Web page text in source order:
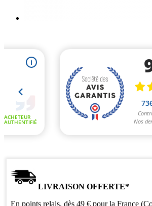
LIVRAISON OFFERTE*
En points relais, dès 49 € pour la France